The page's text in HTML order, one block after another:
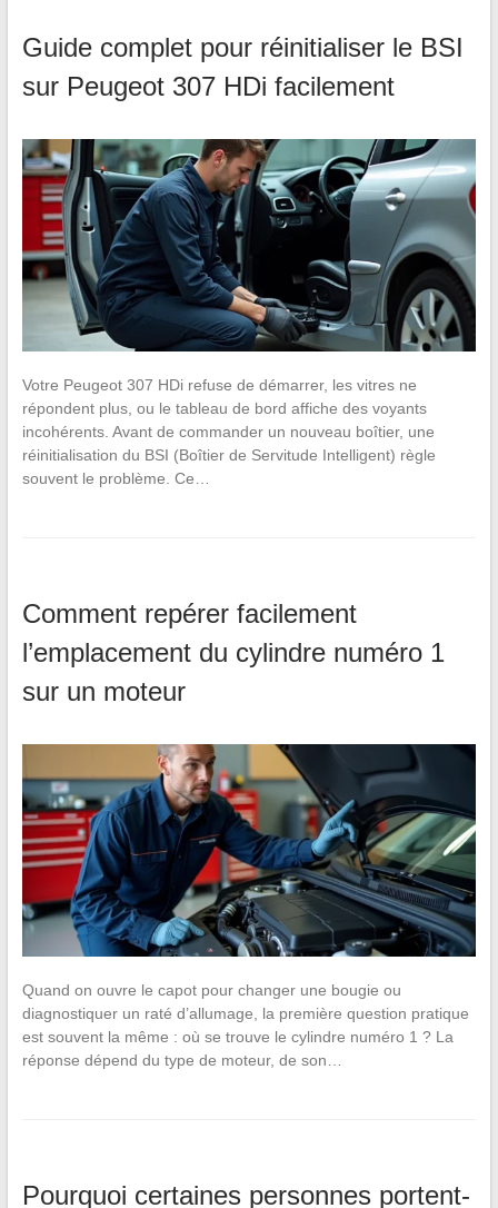
Guide complet pour réinitialiser le BSI
sur Peugeot 307 HDi facilement
Votre Peugeot 307 HDi refuse de démarrer, les vitres ne
répondent plus, ou le tableau de bord affiche des voyants
incohérents. Avant de commander un nouveau boîtier, une
réinitialisation du BSI (Boîtier de Servitude Intelligent) règle
souvent le problème. Ce…
Comment repérer facilement
l’emplacement du cylindre numéro 1
sur un moteur
Quand on ouvre le capot pour changer une bougie ou
diagnostiquer un raté d’allumage, la première question pratique
est souvent la même : où se trouve le cylindre numéro 1 ? La
réponse dépend du type de moteur, de son…
Pourquoi certaines personnes portent-